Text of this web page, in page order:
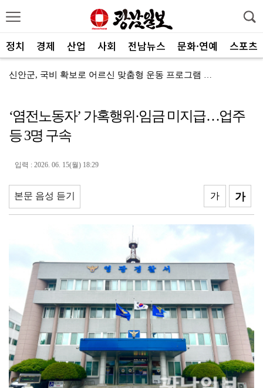
정치 경제 산업 사회 전남뉴스 문화·연예 스포츠
신안군, 국비 확보로 어르신 맞춤형 운동 프로그램 지속
전남광주통합특별시, 공공기관 유치 총력전 돌입
"서남권 반도체 클러스터 성공의 핵심은 ‘정주여건’
한 여름에 찾아온 산타…아동센터에 특별한 선물 전달
전남정보문화진흥원, SW교육 전문강사 양성과정 성료
광주FC, 검증된 미드필더 김종석 영입
광주특별시 광산구, 반도체 주민 공론장 연다
‘염전노동자’ 가혹행위·임금 미지급…업주
등 3명 구속
입력 : 2026. 06. 15(월) 18:29
본문 음성 듣기 가
가